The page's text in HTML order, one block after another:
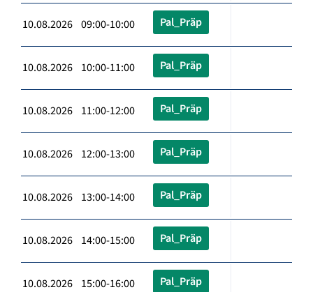
10.08.2026 09:00-10:00 Pal_Präp
10.08.2026 10:00-11:00 Pal_Präp
10.08.2026 11:00-12:00 Pal_Präp
10.08.2026 12:00-13:00 Pal_Präp
10.08.2026 13:00-14:00 Pal_Präp
10.08.2026 14:00-15:00 Pal_Präp
10.08.2026 15:00-16:00 Pal_Präp